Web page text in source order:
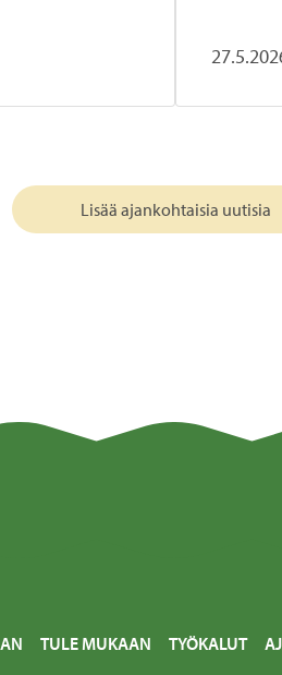
Lisää ajankohtaisia uutisia
TULE MUKAAN TYÖKALUT